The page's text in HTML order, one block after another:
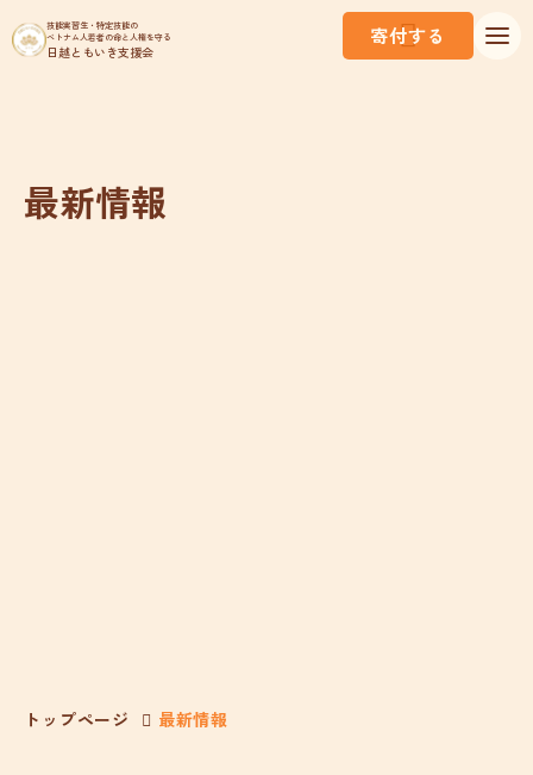
技能実習生・特定技能の
ベトナム人若者の命と人権を守る
日越ともいき支援会
寄付する
最新情報
トップページ 最新情報